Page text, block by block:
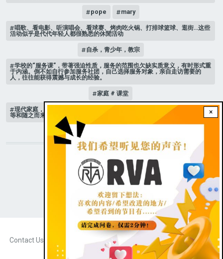
×
pope mary
唱歌、看电影、听演唱会、看球赛、烤肉吃火锅、打排球篮球、逛街…这些
活动似乎是代代年轻人都很熟悉的休閒活动
自杀，青少年，教宗
学校的“服务课”，带著强迫性质，服务的范围也欠缺实质意义，有时形式重
于内涵。倒不如自行参加服务社团，自己选择服务对象，亲自走访需要的
人，往往能获得震撼与成长的经验。
家庭 # 课堂
现代家庭，子女或许都是宝贝，不公平的待遇显得比较少，但隐性的不平
等和随之而来的身心压力却仍旧挥之不去。
STAY CONNECTED WITH US!
Contact Us
Dark theme